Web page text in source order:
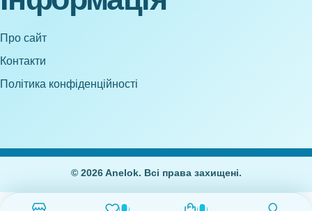
Про сайт
Контакти
Політика конфіденційності
© 2026 Anelok. Всі права захищені.